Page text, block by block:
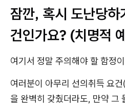
잠깐, 혹시 도난당하
건인가요? (치명적
여기서 정말 주의해야 할 함정
여러분이 아무리 선의취득 요
을 완벽히 갖췄더라도, 만약 그